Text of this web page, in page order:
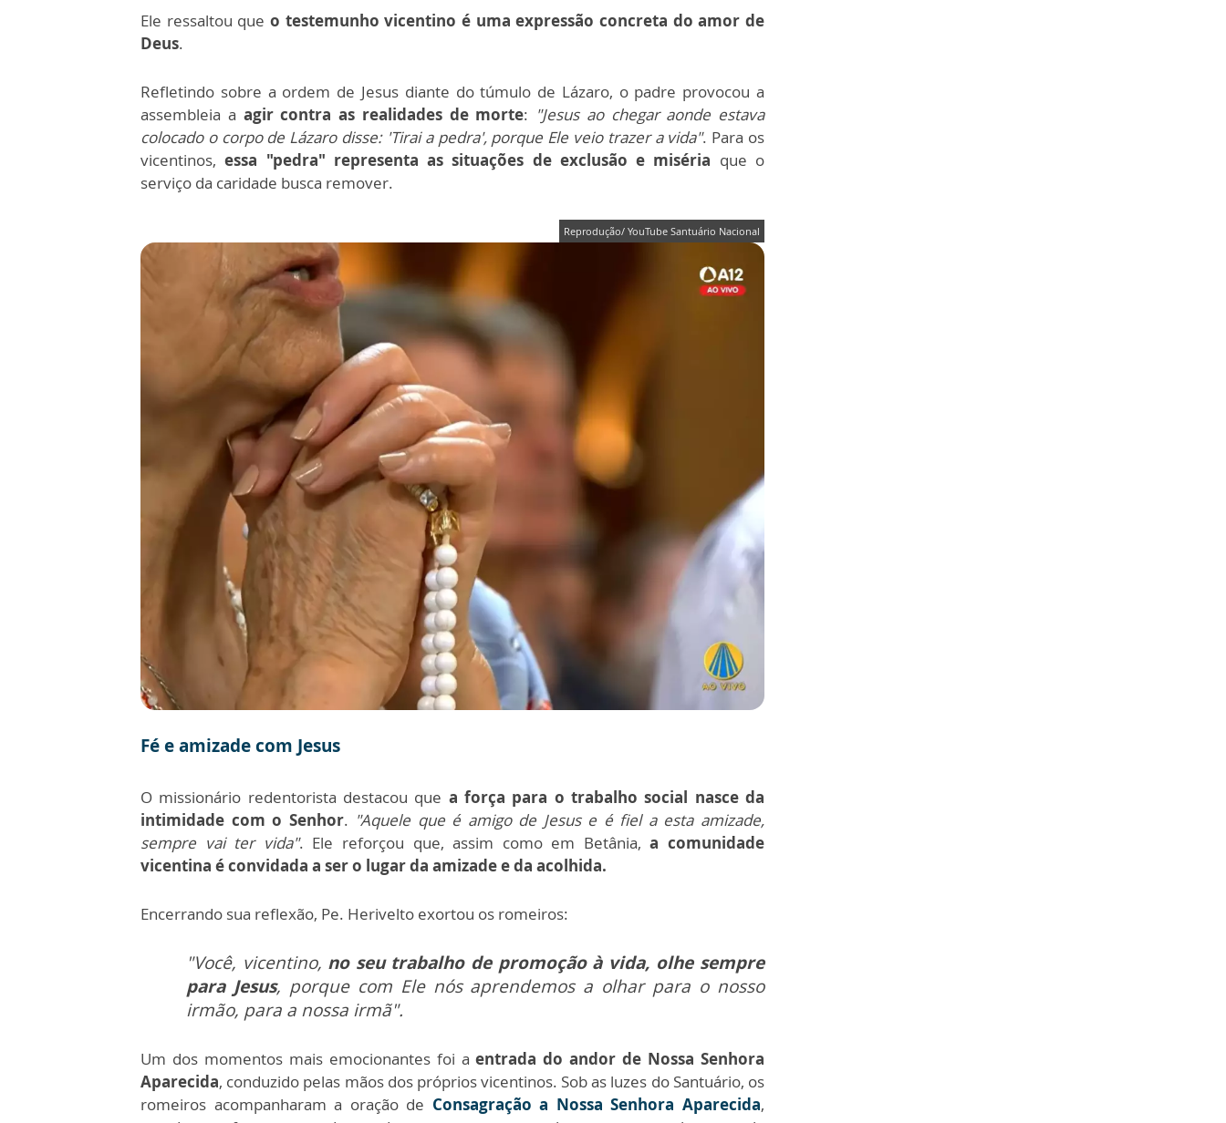
Ele ressaltou que o testemunho vicentino é uma expressão concreta do amor de
Deus.
Refletindo sobre a ordem de Jesus diante do túmulo de Lázaro, o padre provocou a
assembleia a agir contra as realidades de morte: "Jesus ao chegar aonde estava
colocado o corpo de Lázaro disse: 'Tirai a pedra', porque Ele veio trazer a vida". Para os
vicentinos,essa "pedra" representa as situações de exclusão e miséria que o
serviço da caridade busca remover.
Reprodução/ YouTube Santuário Nacional
Fé e amizade com Jesus
O missionário redentorista destacou que a força para o trabalho social nasce da
intimidade com o Senhor. "Aquele que é amigo de Jesus e é fiel a esta amizade,
sempre vai ter vida". Ele reforçou que, assim como em Betânia,a comunidade
vicentina é convidada a ser o lugar da amizade e da acolhida.
Encerrando sua reflexão, Pe. Herivelto exortou os romeiros:
"Você, vicentino, no seu trabalho de promoção à vida, olhe sempre
para Jesus, porque com Ele nós aprendemos a olhar para o nosso
irmão, para a nossa irmã".
Um dos momentos mais emocionantes foi aentrada do andor de Nossa Senhora
Aparecida, conduzido pelas mãos dos próprios vicentinos. Sob as luzes do Santuário, os
romeiros acompanharam a oração de Consagração a Nossa Senhora Aparecida,